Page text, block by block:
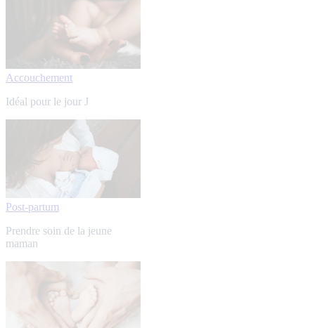
Accouchement
Idéal pour le jour J
Post-partum
Prendre soin de la jeune
maman